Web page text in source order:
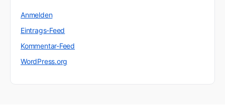
Anmelden
Eintrags-Feed
Kommentar-Feed
WordPress.org